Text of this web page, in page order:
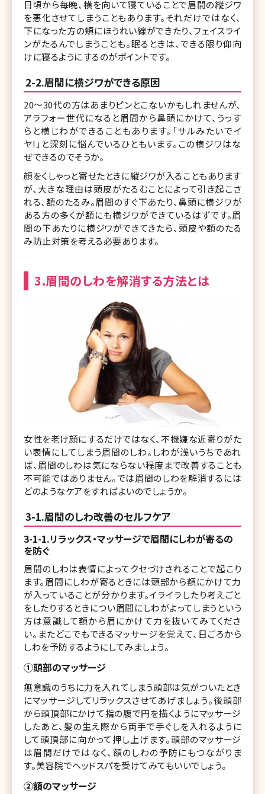
日頃から毎晩、横を向いて寝ていることで眉間の縦ジワ
を悪化させてしまうこともあります。それだけではなく、
下になった方の頬にほうれい線ができたり、フェイスライ
ンがたるんでしまうことも。眠るときは、できる限り仰向
けに寝るようにするのがポイントです。
2-2.眉間に横ジワができる原因
20〜30代の方はあまりピンとこないかもしれませんが、
アラフォー世代になると眉間から鼻頭にかけて、うっす
らと横じわができることもあります。「サルみたいでイ
ヤ!」と深刻に悩んでいるひともいます。この横ジワはな
ぜできるのでそうか。
顔をくしゃっと寄せたときに縦ジワが入ることもあります
が、大きな理由は頭皮がたるむことによって引き起こさ
れる、額のたるみ。眉間のすぐ下あたり、鼻頭に横ジワが
ある方の多くが額にも横ジワができているはずです。眉
間の下あたりに横ジワができてきたら、頭皮や額のたる
み防止対策を考える必要あります。
3.眉間のしわを解消する方法とは
女性を老け顔にするだけではなく、不機嫌な近寄りがた
い表情にしてしまう眉間のしわ。しわが浅いうちであれ
ば、眉間のしわは気にならない程度まで改善することも
不可能ではありません。では眉間のしわを解消するには
どのようなケアをすればよいのでしょうか。
3-1.眉間のしわ改善のセルフケア
3-1-1.リラックス・マッサージで眉間にしわが寄るの
を防ぐ
眉間のしわは表情によってクセづけされることで起こり
ます。眉間にしわが寄るときには頭部から額にかけて力
が入っていることが分かります。イライラしたり考えごと
をしたりするときについ眉間にしわがよってしまうという
方は意識して額から眉にかけて力を抜いてみてくださ
い。またどこでもできるマッサージを覚えて、日ごろから
しわを予防するようにしてみましょう。
①頭部のマッサージ
無意識のうちに力を入れてしまう頭部は気がついたとき
にマッサージしてリラックスさせてあげましょう。後頭部
から頭頂部にかけて指の腹で円を描くようにマッサージ
したあと、髪の生え際から両手で手ぐしを入れるように
して頭頂部に向かって押し上げます。頭部のマッサージ
は眉間だけではなく、額のしわの予防にもつながりま
す。美容院でヘッドスパを受けてみてもいいでしょう。
②額のマッサージ